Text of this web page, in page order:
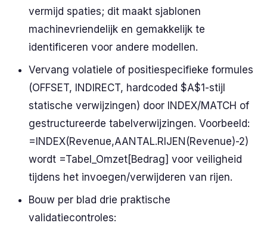
vermijd spaties; dit maakt sjablonen
machinevriendelijk en gemakkelijk te
identificeren voor andere modellen.
Vervang volatiele of positiespecifieke formules
(OFFSET, INDIRECT, hardcoded $A$1-stijl
statische verwijzingen) door INDEX/MATCH of
gestructureerde tabelverwijzingen. Voorbeeld:
=INDEX(Revenue,AANTAL.RIJEN(Revenue)-2)
wordt =Tabel_Omzet[Bedrag] voor veiligheid
tijdens het invoegen/verwijderen van rijen.
Bouw per blad drie praktische
validatiecontroles: